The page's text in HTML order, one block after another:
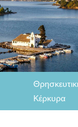
Κέρκυρα